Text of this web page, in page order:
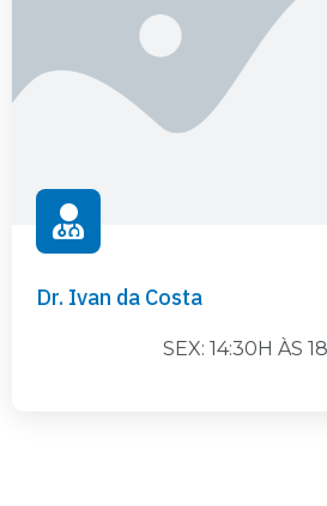
Dr. Ivan da Costa
SEX: 14:30H ÀS